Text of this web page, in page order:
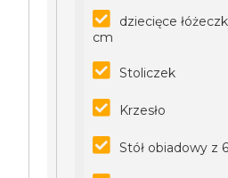
dziecięce
cm
Stoliczek
Krzesło
Stół obiadowy z